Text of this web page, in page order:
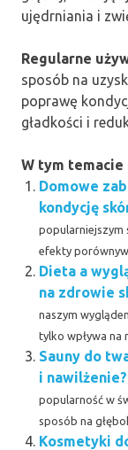
ujędrniania i
Regularne
sposób na
poprawę
gładkości i
W tym temacie
Domowe
kondycję
popularniejszym
efekty
Dieta a
na zdrowie
naszym
tylko wpływa na
Sauny do
i nawilżenie?
popularność w
sposób na
Kosmetyki